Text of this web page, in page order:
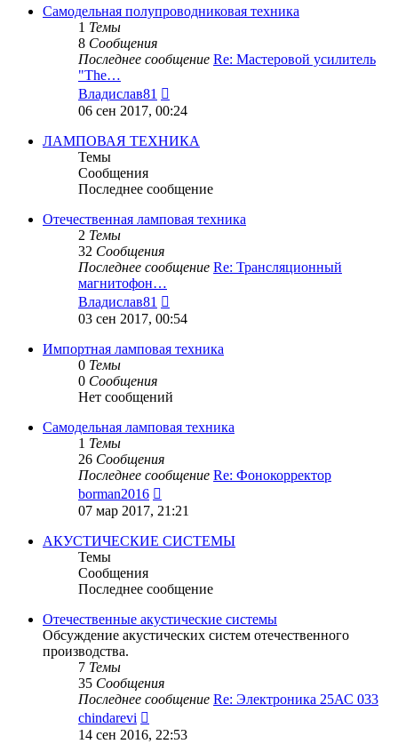
сообщению
Самодельная полупроводниковая техника
1 Темы
8 Сообщения
Последнее сообщение Re: Мастеровой усилитель
"The…
Владислав81
к
сообщению
06 сен 2017, 00:24
ЛАМПОВАЯ ТЕХНИКА
Темы
Сообщения
Последнее сообщение
Отечественная ламповая техника
2 Темы
32 Сообщения
Последнее сообщение Re: Трансляционный
магнитофон…
Владислав81
к
сообщению
03 сен 2017, 00:54
Импортная ламповая техника
0 Темы
0 Сообщения
Нет сообщений
Самодельная ламповая техника
1 Темы
26 Сообщения
Последнее сообщение Re: Фонокорректор
borman2016
к
сообщению
07 мар 2017, 21:21
АКУСТИЧЕСКИЕ СИСТЕМЫ
Темы
Сообщения
Последнее сообщение
Отечественные акустические системы
Обсуждение акустических систем отечественного
производства.
7 Темы
35 Сообщения
Последнее сообщение Re: Электроника 25АС 033
chindarevi
14 сен 2016, 22:53